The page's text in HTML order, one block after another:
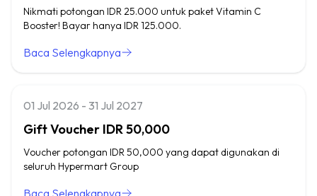
Nikmati potongan IDR 25.000 untuk paket Vitamin C
Booster! Bayar hanya IDR 125.000.
Baca Selengkapnya
01 Jul 2026 - 31 Jul 2027
Gift Voucher IDR 50,000
Voucher potongan IDR 50,000 yang dapat digunakan di
seluruh Hypermart Group